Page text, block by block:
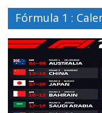
Fórmula 1 :